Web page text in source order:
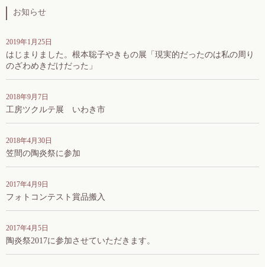
お知らせ
2019年1月25日
はじまりました。根本聡子やきもの展「現実的だったのは私の周り
のざわめきだけだった」
2018年9月7日
工房ツクルテ展 いわき市
2018年4月30日
笠間の陶炎祭に参加
2017年4月9日
フォトコンテスト賞品搬入
2017年4月5日
陶炎祭2017に参加させていただきます。